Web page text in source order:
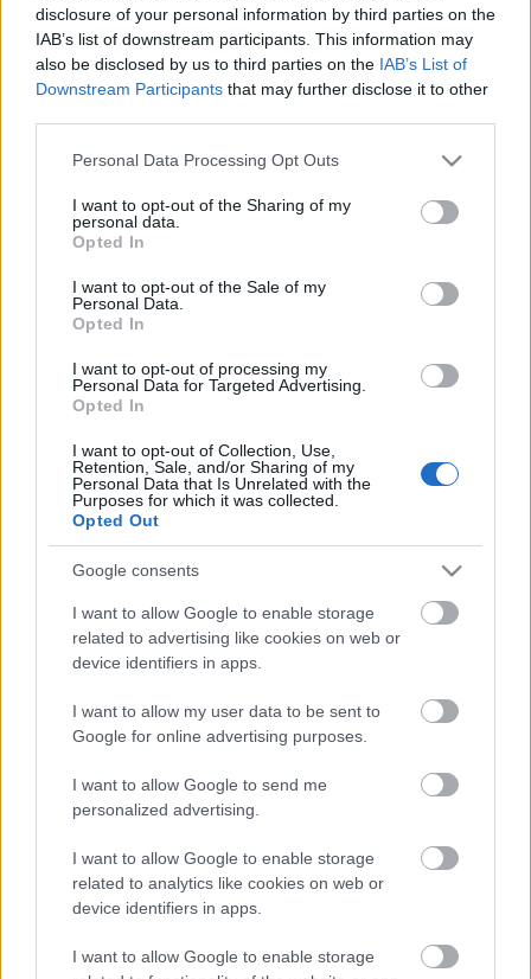
disclosure of your personal information by third parties on the
IAB’s list of downstream participants. This information may
also be disclosed by us to third parties on the IAB’s List of
Downstream Participants that may further disclose it to other
Please note that this website/app uses one or more Google
not limited to your visit or usage behaviour. You may click to
grant or deny consent to Google and its third-party tags to
use your data for below specified purposes in below Google
consent section.
Personal Data Processing Opt Outs
I want to opt-out of the Sharing of my
personal data.
Opted In
I want to opt-out of the Sale of my
Personal Data.
Opted In
I want to opt-out of processing my
Personal Data for Targeted Advertising.
Opted In
I want to opt-out of Collection, Use,
Retention, Sale, and/or Sharing of my
Personal Data that Is Unrelated with the
Purposes for which it was collected.
Opted Out
Google consents
I want to allow Google to enable storage
related to advertising like cookies on web or
device identifiers in apps.
I want to allow my user data to be sent to
Google for online advertising purposes.
I want to allow Google to send me
personalized advertising.
I want to allow Google to enable storage
related to analytics like cookies on web or
device identifiers in apps.
I want to allow Google to enable storage
Επικοινωνία
Media Center
Οι πρώτοι Έλληνες
Πρόσκοποι από τη
Φωτογραφική Υπηρεσία
του Γαλλικού Στρατού
Αρθρογραφος:
Κατηγορίες: Σαν σήμερα, Προσκοπική Ιστορία
Έναν αιώνα πριν η Φωτογραφική Υπηρεσία του
Γαλλικού Στρατού καταγράφει τους πρώτους
Έλληνες Προσκόπους στην καρδιά της Αθήνας
ως μια ξεχωριστή παρουσία.
Οι στοχευμένες φωτογραφικές λήψεις στην
Αθήνα του 1917, έγιναν μετά τον Α' Παγκόσμιο
Πόλεμο, η απάντηση έναντι της συνεχούς
γερμανικής προπαγάνδας. Οι Γάλλοι
φωτογράφοι, εκτός από την δράση του "Στρατού
εξέλιξη των Αθηνών και τις μεταβολές της
κοινωνίας εν μέσω Εθνικού Διχασμού.
Στην φωτογραφία πρόσκοποι έξω από την
Μάρτιο του 1917.